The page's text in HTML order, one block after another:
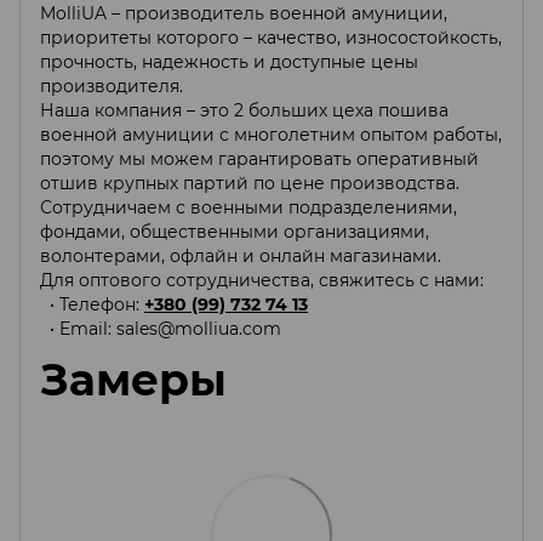
MolliUA – производитель военной амуниции,
приоритеты которого – качество, износостойкость,
прочность, надежность и доступные цены
производителя.
Наша компания – это 2 больших цеха пошива
военной амуниции с многолетним опытом работы,
поэтому мы можем гарантировать оперативный
отшив крупных партий по цене производства.
Сотрудничаем с военными подразделениями,
фондами, общественными организациями,
волонтерами, офлайн и онлайн магазинами.
Для оптового сотрудничества, свяжитесь с нами:
• Телефон: +380 (99) 732 74 13
• Email: sales@molliua.com
Замеры